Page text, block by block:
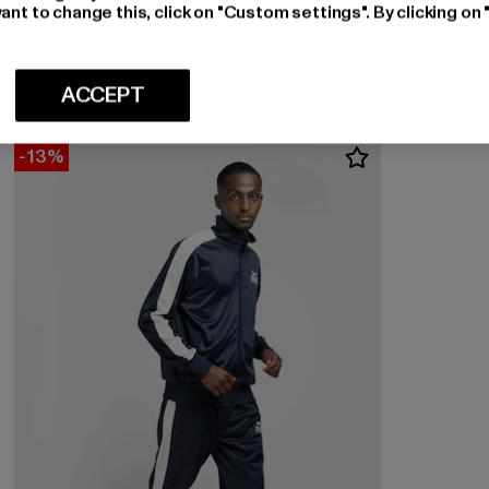
CAMROSS
-13%
to change this, click on "Custom settings". By clicking
ACCEPT